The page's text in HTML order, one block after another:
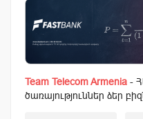
Team Telecom Armenia -
ծառայություններ ձեր